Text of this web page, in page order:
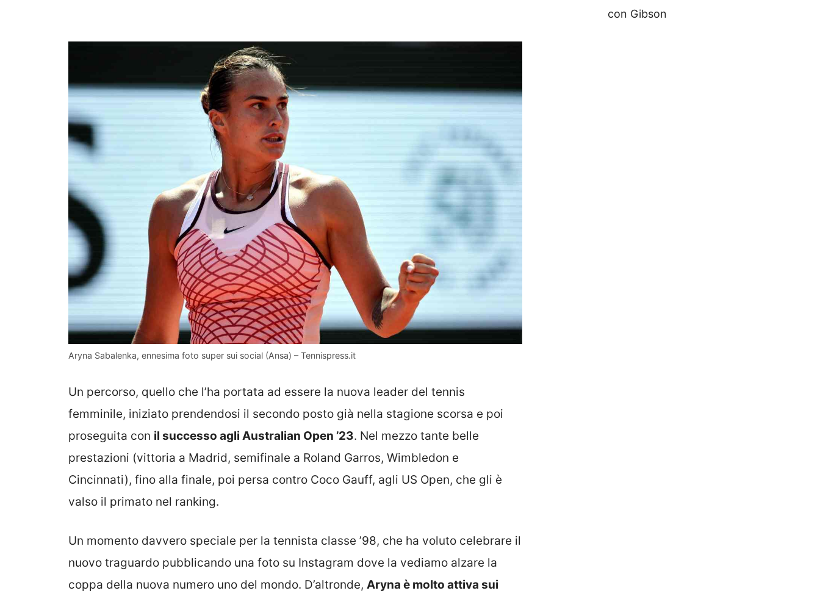
Aryna Sabalenka, ennesima foto super sui social (Ansa) – Tennispress.it
Un percorso, quello che l’ha portata ad essere la nuova leader del tennis
femminile, iniziato prendendosi il secondo posto già nella stagione scorsa e poi
proseguita con il successo agli Australian Open ’23. Nel mezzo tante belle
prestazioni (vittoria a Madrid, semifinale a Roland Garros, Wimbledon e
Cincinnati), fino alla finale, poi persa contro Coco Gauff, agli US Open, che gli è
valso il primato nel ranking.
Un momento davvero speciale per la tennista classe ’98, che ha voluto celebrare il
nuovo traguardo pubblicando una foto su Instagram dove la vediamo alzare la
coppa della nuova numero uno del mondo. D’altronde, Aryna è molto attiva sui
con Gibson